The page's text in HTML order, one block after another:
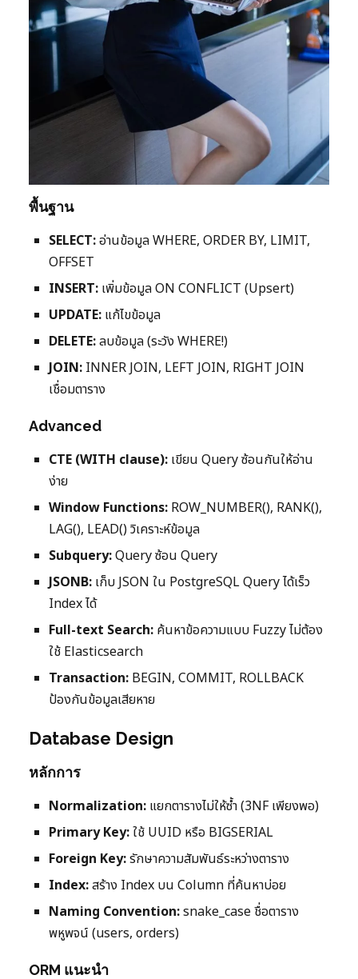
พื้นฐาน
SELECT:อ่านข้อมูล WHERE, ORDER BY, LIMIT,
OFFSET
INSERT: เพิ่มข้อมูล ON CONFLICT (Upsert)
UPDATE: แก้ไขข้อมูล
DELETE:ลบข้อมูล (ระวัง WHERE!)
JOIN: INNER JOIN, LEFT JOIN, RIGHT JOIN
เชื่อมตาราง
Advanced
CTE (WITH clause): เขียน Query ซ้อนกันให้อ่าน
ง่าย
Window Functions: ROW_NUMBER(), RANK(),
LAG(), LEAD() วิเคราะห์ข้อมูล
Subquery:Query ซ้อน Query
JSONB: เก็บ JSON ใน PostgreSQL Query ได้เร็ว
Index ได้
Full-text Search: ค้นหาข้อความแบบ Fuzzy ไม่ต้อง
ใช้ Elasticsearch
Transaction: BEGIN, COMMIT, ROLLBACK
ป้องกันข้อมูลเสียหาย
Database Design
หลักการ
Normalization: แยกตารางไม่ให้ซ้ำ (3NF เพียงพอ)
Primary Key:ใช้ UUID หรือ BIGSERIAL
Foreign Key:รักษาความสัมพันธ์ระหว่างตาราง
Index:สร้าง Index บน Column ที่ค้นหาบ่อย
Naming Convention:snake_case ชื่อตาราง
พหูพจน์ (users, orders)
ORM แนะนำ